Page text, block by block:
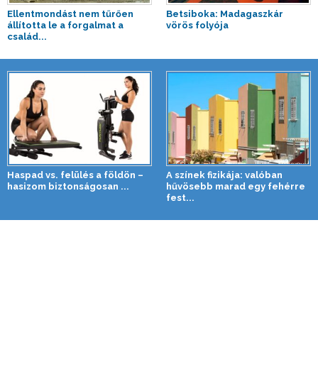
Ellentmondást nem tűrően
állította le a forgalmat a
család...
Betsiboka: Madagaszkár
vörös folyója
Haspad vs. felülés a földön –
hasizom biztonságosan ...
A színek fizikája: valóban
hűvösebb marad egy fehérre
fest...